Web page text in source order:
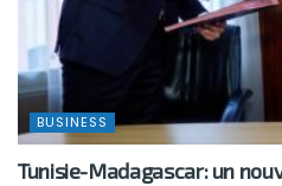
BUSINESS
Tunisie-Madagascar: un